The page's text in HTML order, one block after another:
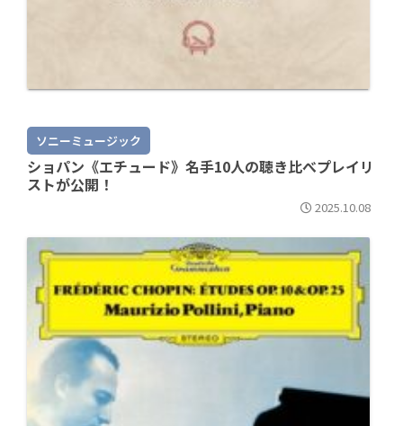
ソニーミュージック
ショパン《エチュード》名手10人の聴き比べプレイリ
ストが公開！
2025.10.08